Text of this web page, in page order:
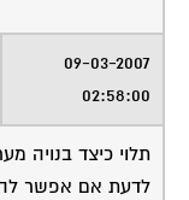
09-03-2007
02:58:00
תלוי כיצד בנויה
לדעת אם אפשר